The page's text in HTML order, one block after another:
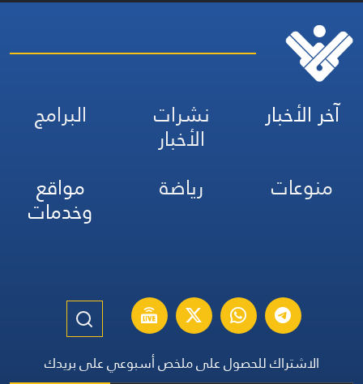
آخر الأخبار نشرات
الأخبار
البرامج
منوعات
رياضة مواقع
وخدمات
الاشتراك للحصول على ملخص أسبوعي على بريدك